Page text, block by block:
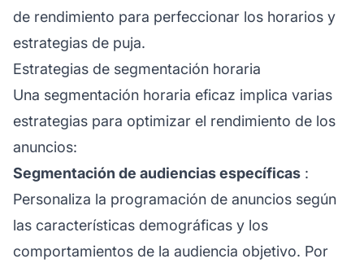
de rendimiento para perfeccionar los horarios y
estrategias de puja.
Estrategias de segmentación horaria
Una segmentación horaria eficaz implica varias
estrategias para optimizar el rendimiento de los
anuncios:
Segmentación de audiencias específicas :
Personaliza la programación de anuncios según
las características demográficas y los
comportamientos de la audiencia objetivo. Por